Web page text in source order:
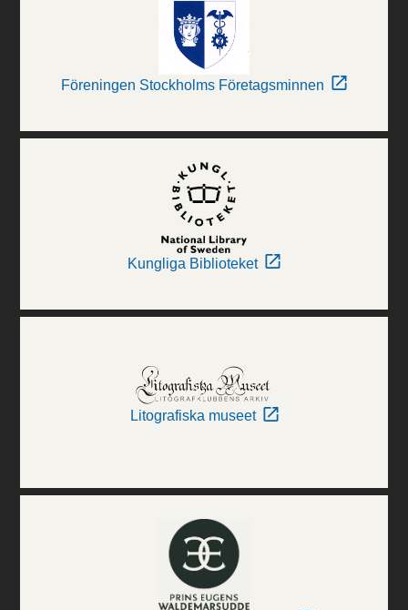
Föreningen Stockholms Företagsminnen
Kungliga Biblioteket
Litografiska museet